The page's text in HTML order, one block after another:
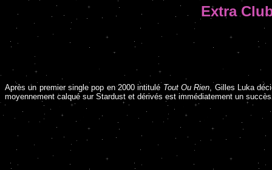
Extra
Après un premier single pop en 2000 intitulé Tout Ou Rien, Gilles Luka
moyennement calqué sur Stardust et dérivés est immédiatement un